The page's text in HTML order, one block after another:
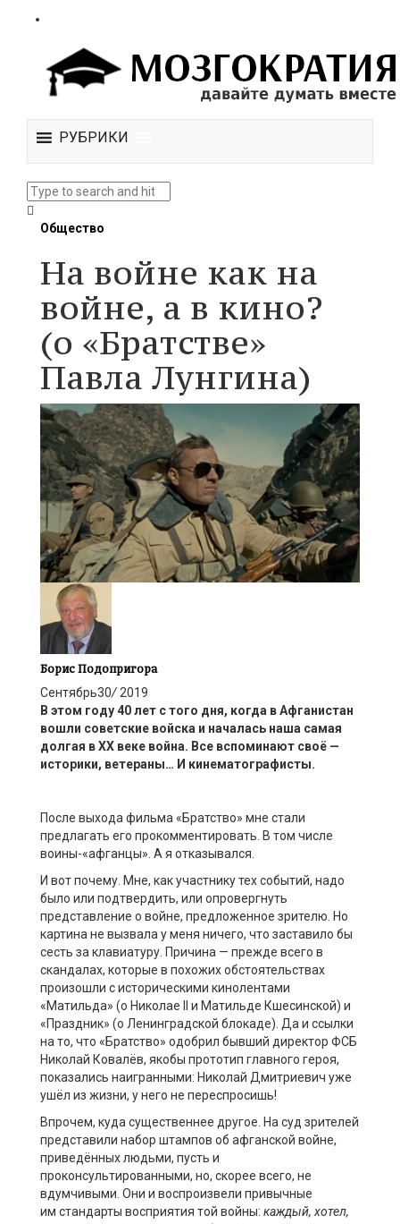
РУБРИКИ
Общество
На войне как на
войне, а в кино?
(о «Братстве»
Павла Лунгина)
Борис Подопригора
Сентябрь30/ 2019
В этом году 40 лет с того дня, когда в Афганистан
вошли советские войска и началась наша самая
долгая в ХХ веке война. Все вспоминают своё —
историки, ветераны… И кинематографисты.
После выхода фильма «Братство» мне стали
предлагать его прокомментировать. В том числе
воины-«афганцы». А я отказывался.
И вот почему. Мне, как участнику тех событий, надо
было или подтвердить, или опровергнуть
представление о войне, предложенное зрителю. Но
картина не вызвала у меня ничего, что заставило бы
сесть за клавиатуру. Причина — прежде всего в
скандалах, которые в похожих обстоятельствах
произошли с историческими кинолентами
«Матильда» (о Николае
и Матильде Кшесинской) и
«Праздник» (о Ленинградской блокаде). Да и ссылки
на то, что «Братство» одобрил бывший директор ФСБ
Николай Ковалёв, якобы прототип главного героя,
показались наигранными: Николай Дмитриевич уже
ушёл из жизни, у него не переспросишь!
Впрочем, куда существеннее другое. На суд зрителей
представили набор штампов об афганской войне,
приведённых людьми, пусть и
проконсультированными, но, скорее всего, не
вдумчивыми. Они и воспроизвели привычные
им стандарты восприятия той войны: каждый, хотел,